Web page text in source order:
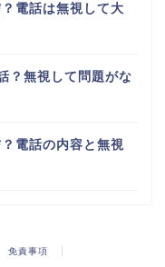
電話は無視して大
？無視して問題がな
電話の内容と無視
免責事項